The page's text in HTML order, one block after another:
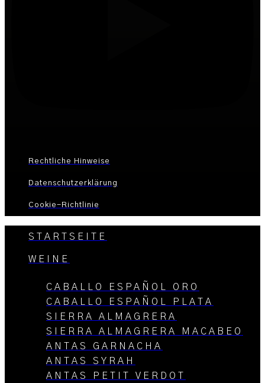
Rechtliche Hinweise
Datenschutzerklärung
Cookie-Richtlinie
STARTSEITE
WEINE
CABALLO ESPAÑOL ORO
CABALLO ESPAÑOL PLATA
SIERRA ALMAGRERA
SIERRA ALMAGRERA MACABEO
ANTAS GARNACHA
ANTAS SYRAH
ANTAS PETIT VERDOT